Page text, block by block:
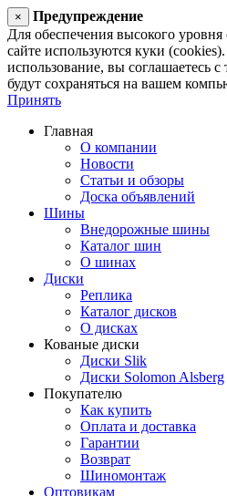
×
Предупреждение
Для обеспечения высокого
сайте используются куки
использование, вы соглашаетесь
будут сохраняться на вашем
Принять
Главная
О компании
Новости
Статьи и обзоры
Доска объявлений
Шины
Внедорожные шины
Каталог шин
О шинах
Диски
Реплика
Каталог дисков
О дисках
Кованые диски
Диски Slik
Диски Solomon Alsberg
Покупателю
Как купить
Оплата и доставка
Гарантии
Возврат
Шиномонтаж
Оптовикам